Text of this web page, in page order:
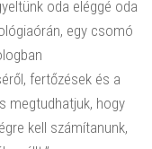
oda eléggé oda
egy csomó
fertőzések és a
megtudhatjuk, hogy
kell számítanunk,